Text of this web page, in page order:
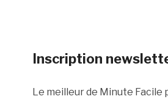
Inscription
Le meilleur de Minute Facile